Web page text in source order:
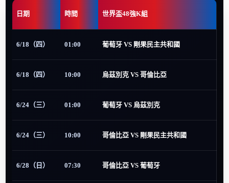
日期 時間 世界盃48強K組
6/18（四） 01:00 葡萄牙 VS 剛果民主共和國
6/18（四） 10:00 烏茲別克 VS 哥倫比亞
6/24（三） 01:00 葡萄牙 VS 烏茲別克
6/24（三） 10:00 哥倫比亞 VS 剛果民主共和國
6/28（日） 07:30 哥倫比亞 VS 葡萄牙